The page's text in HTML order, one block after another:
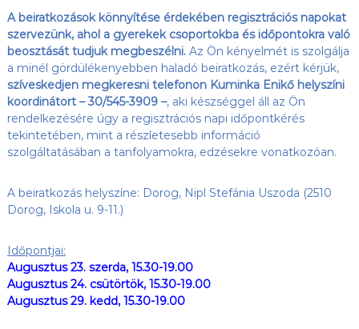
A beiratkozások könnyítése érdekében regisztrációs napokat
szervezünk, ahol a gyerekek csoportokba és időpontokra való
beosztását tudjuk megbeszélni. Az Ön kényelmét is szolgálja
a minél gördülékenyebben haladó beiratkozás, ezért kérjük,
szíveskedjen megkeresni telefonon Kuminka Enikő helyszíni
koordinátort – 30/545-3909 –, aki készséggel áll az Ön
rendelkezésére úgy a regisztrációs napi időpontkérés
tekintetében, mint a részletesebb információ
szolgáltatásában a tanfolyamokra, edzésekre vonatkozóan.
A beiratkozás helyszíne: Dorog, Nipl Stefánia Uszoda (2510
Dorog, Iskola u. 9-11.)
Időpontjai:
Augusztus 23. szerda, 15.30-19.00
Augusztus 24. csütörtök, 15.30-19.00
Augusztus 29. kedd, 15.30-19.00